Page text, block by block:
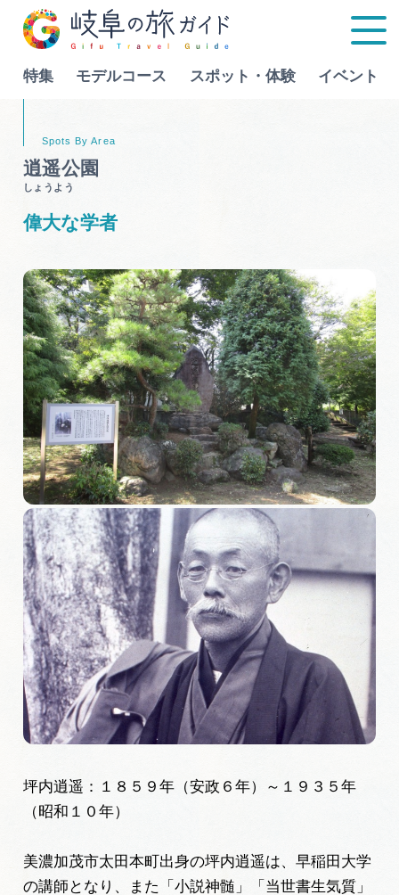
特集 モデルコース スポット・体験 イベント
スポット・体験
イベント
グルメ
旅の予約
アクセス
インフォメーション
ぎふ旅レポーター記事
早わかり岐阜
買い物・お土産
体験予約サイト「ＶＩＳＩＴ岐阜県」
岐阜県まるごと観光エリアガイド
岐阜県観光データベース
Language
行きたいリストを見る
逍遥公園
しょうよう
偉大な学者
坪内逍遥：１８５９年（安政６年）～１９３５年
（昭和１０年）
美濃加茂市太田本町出身の坪内逍遥は、早稲田大学
の講師となり、また「小説神髄」「当世書生気質」